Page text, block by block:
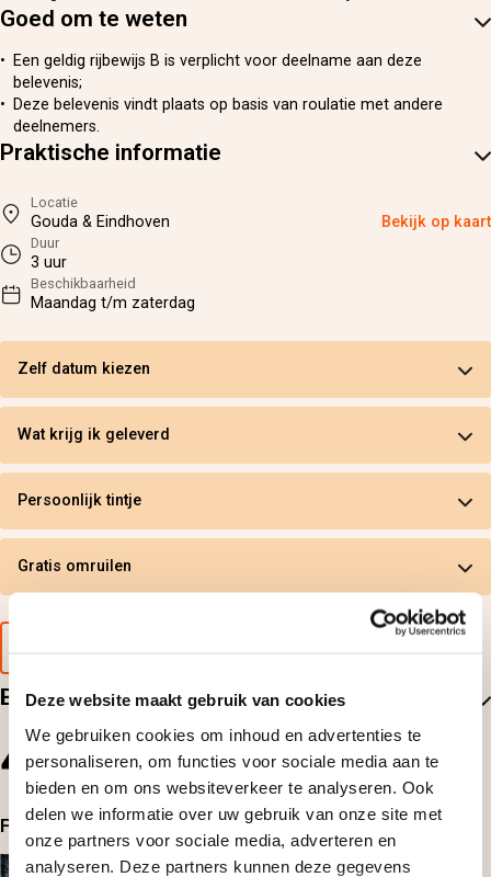
Deze website maakt gebruik van cookies
We gebruiken cookies om inhoud en advertenties te
personaliseren, om functies voor sociale media aan te
bieden en om ons websiteverkeer te analyseren. Ook
delen we informatie over uw gebruik van onze site met
onze partners voor sociale media, adverteren en
analyseren. Deze partners kunnen deze gegevens
Goed om te weten
Een geldig rijbewijs B is verplicht voor deelname aan deze
belevenis;
Deze belevenis vindt plaats op basis van roulatie met andere
deelnemers.
Praktische informatie
Locatie
Gouda & Eindhoven Bekijk op kaart
Duur
3 uur
Beschikbaarheid
Maandag t/m zaterdag
Zelf datum kiezen
Wat krijg ik geleverd
Persoonlijk tintje
Gratis omruilen
Beoordelingen
4.6 beoordelingen
Foto's bij beoordelingen